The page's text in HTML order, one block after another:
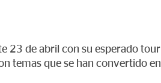
23 de abril con su esperado tour
temas que se han convertido en